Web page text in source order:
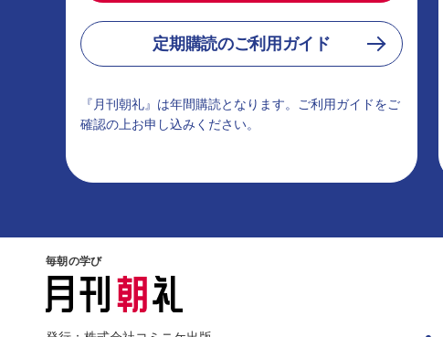
定期購読のご利用ガイド
『月刊朝礼』は年間購読となります。ご利用ガイドをご
確認の上お申し込みください。
毎朝の学び